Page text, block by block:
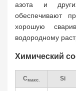
азота и
обеспечивают
хорошую
водородному
Химический
Cмакс. Si